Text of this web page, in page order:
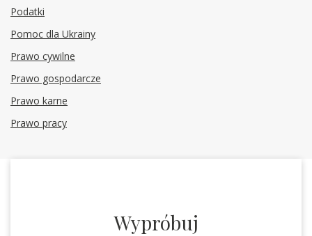
Podatki
Pomoc dla Ukrainy
Prawo cywilne
Prawo gospodarcze
Prawo karne
Prawo pracy
Wypróbuj